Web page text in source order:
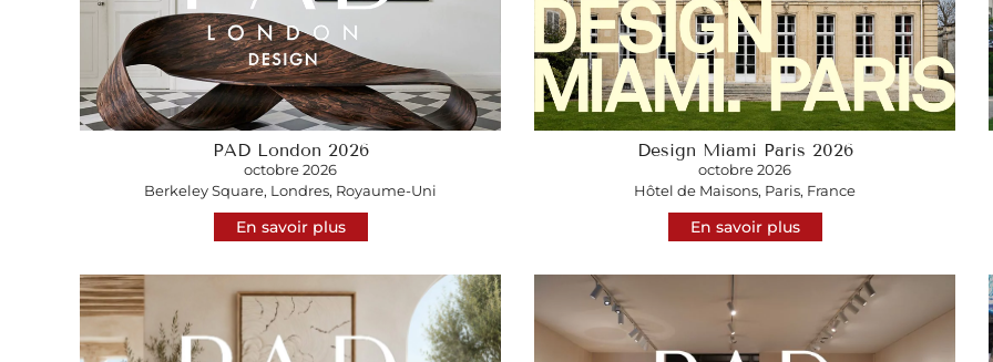
PAD London 2026
octobre 2026
Berkeley Square, Londres, Royaume-Uni
En savoir plus
Design Miami Paris 2026
octobre 2026
Hôtel de Maisons, Paris, France
En savoir plus